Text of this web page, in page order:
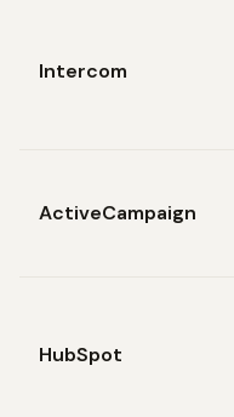
Intercom
ActiveCampaign
HubSpot